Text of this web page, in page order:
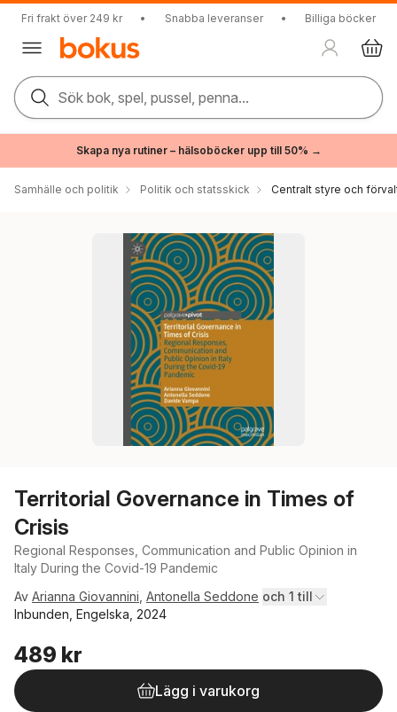
Fri frakt över 249 kr • Snabba leveranser • Billiga böcker
Sök bok, spel, pussel, penna...
Skapa nya rutiner – hälsoböcker upp till 50% →
Samhälle och politik Politik och statsskick Centralt styre och
Territorial Governance in Times of
Crisis
Regional Responses, Communication and Public Opinion in
Italy During the Covid-19 Pandemic
Av Arianna Giovannini Antonella Seddone och 1 till
Inbunden, Engelska, 2024
489 kr
Lägg i varukorg